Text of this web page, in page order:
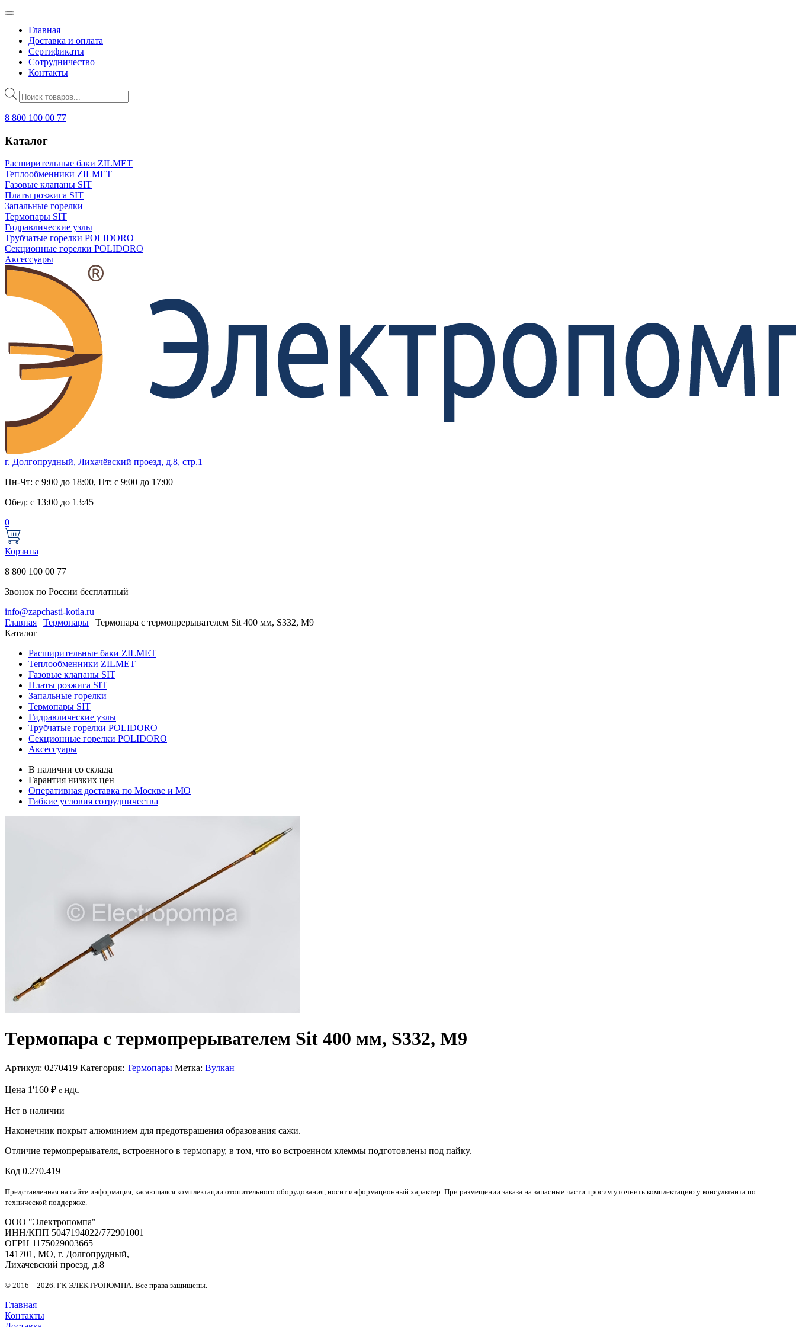
Главная
Доставка и оплата
Сертификаты
Сотрудничество
Контакты
Поиск
товаров
8 800 100 00 77
Каталог
Расширительные баки ZILMET
Теплообменники ZILMET
Газовые клапаны SIT
Платы розжига SIT
Запальные горелки
Термопары SIT
Гидравлические узлы
Трубчатые горелки POLIDORO
Секционные горелки POLIDORO
Аксессуары
г. Долгопрудный, Лихачёвский проезд, д.8, стр.1
Пн-Чт: с 9:00 до 18:00, Пт: с 9:00 до 17:00
Обед: с 13:00 до 13:45
0
Корзина
8 800 100 00 77
Звонок по России бесплатный
info@zapchasti-kotla.ru
Главная | Термопары | Термопара с термопрерывателем Sit 400 мм, S332, M9
Каталог
Расширительные баки ZILMET
Теплообменники ZILMET
Газовые клапаны SIT
Платы розжига SIT
Запальные горелки
Термопары SIT
Гидравлические узлы
Трубчатые горелки POLIDORO
Секционные горелки POLIDORO
Аксессуары
В наличии со склада
Гарантия низких цен
Оперативная доставка по Москве и МО
Гибкие условия сотрудничества
Термопара с термопрерывателем Sit 400 мм, S332, M9
Артикул: 0270419 Категория: Термопары Метка: Вулкан
Цена 1'160 ₽ с НДС
Нет в наличии
Наконечник покрыт алюминием для предотвращения образования сажи.
Отличие термопрерывателя, встроенного в термопару, в том, что во встроенном клеммы подготовлены под пайку.
Код 0.270.419
Представленная на сайте информация, касающаяся комплектации отопительного оборудования, носит информационный характер. При размещении заказа на запасные части просим уточнить комплектацию у консультанта по
технической поддержке.
OOO "Электропомпа"
ИНН/КПП 5047194022/772901001
ОГРН 1175029003665
141701, МО, г. Долгопрудный,
Лихачевский проезд, д.8
© 2016 – 2026. ГК ЭЛЕКТРОПОМПА. Все права защищены.
Главная
Контакты